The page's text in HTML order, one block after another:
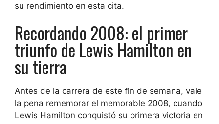
su rendimiento en esta cita.
Recordando 2008: el primer
triunfo de Lewis Hamilton en
su tierra
Antes de la carrera de este fin de semana, vale
la pena rememorar el memorable 2008, cuando
Lewis Hamilton conquistó su primera victoria en